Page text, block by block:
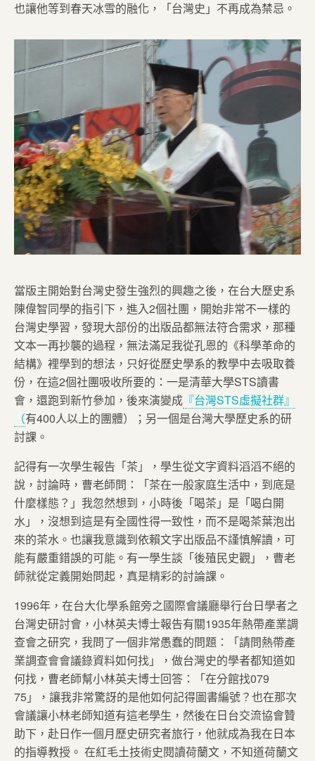
也讓他等到春天冰雪的融化，「台灣史」不再成為禁忌。
當版主開始對台灣史發生強烈的興趣之後，在台大歷史系
陳偉智同學的指引下，進入2個社團，開始非常不一樣的
台灣史學習，發現大部份的出版品都無法符合需求，那種
文本一再抄襲的過程，無法滿足我從孔恩的《科學革命的
結構》裡學到的想法，只好從歷史學系的教學中去吸取養
份，在這2個社團吸收所要的：一是清華大學STS讀書
會，還跑到新竹參加，後來演變成 『台灣STS虛擬社群』
（有400人以上的團體）；另一個是台灣大學歷史系的研
討課。
記得有一次學生報告「茶」，學生從文字資料滔滔不絕的
說，討論時，曹老師問：「茶在一般家庭生活中，到底是
什麼樣態？」我忽然想到，小時後「喝茶」是「喝白開
水」，沒想到這是有全國性得一致性，而不是喝茶葉泡出
來的茶水。也讓我意識到依賴文字出版品不謹慎解讀，可
能有嚴重錯誤的可能。有一學生談「後殖民史觀」，曹老
師就從定義開始問起，真是精彩的討論課。
1996年，在台大化學系館旁之國際會議廳舉行台日學者之
台灣史研討會，小林英夫博士報告有關1935年熱帶產業調
查會之研究，我問了一個非常愚蠢的問題：「請問熱帶產
業調查會會議錄資料如何找」，做台灣史的學者都知道如
何找，曹老師幫小林英夫博士回答：「在分館找079
75」，讓我非常驚訝的是他如何記得圖書編號？也在那次
會議讓小林老師知道有這老學生，然後在日台交流協會贊
助下，赴日作一個月歷史研究者旅行，他就成為我在日本
的指導教授。 在紅毛土技術史閱讀荷蘭文，不知道荷蘭文